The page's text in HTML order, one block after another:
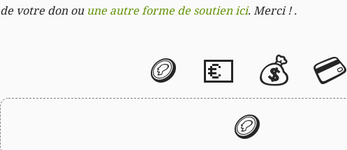
de votre don ou une autre forme de soutien ici. Merci ! .
🪙 💶 💰 💳
🪙